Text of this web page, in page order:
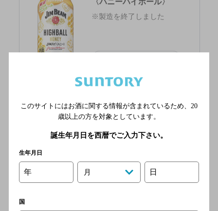
※製造を終了しました
ジムビーム ハイボール缶
〈ピーチハイボール〉
詳細情報
このサイトにはお酒に関する情報が含まれているため、 20
歳以上の方を対象としています。
誕生年月日を西暦でご入力下さい。
生年月日
年 月 日
国